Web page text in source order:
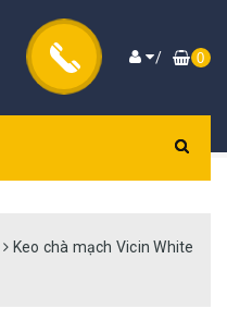
/ 0
Keo chà mạch Vicin White